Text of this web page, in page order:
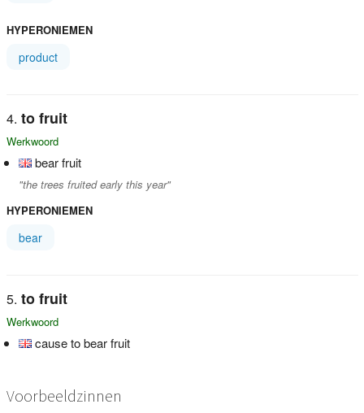
HYPERONIEMEN
product
to fruit
Werkwoord
bear fruit
"the trees fruited early this year"
HYPERONIEMEN
bear
to fruit
Werkwoord
cause to bear fruit
Voorbeeldzinnen